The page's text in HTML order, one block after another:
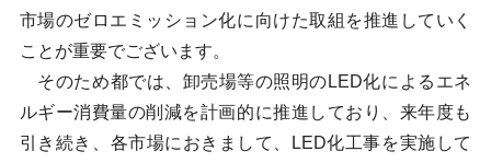
市場のゼロエミッション化に向けた取組を推進していく
ことが重要でございます。
そのため都では、卸売場等の照明のLED化によるエネ
ルギー消費量の削減を計画的に推進しており、来年度も
引き続き、各市場におきまして、LED化工事を実施して